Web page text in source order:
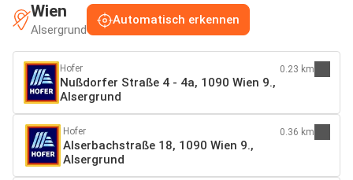
Wien
Alsergrund
Automatisch erkennen
Hofer
Nußdorfer Straße 4 - 4a, 1090 Wien 9.,
Alsergrund
0.23 km
Hofer
Alserbachstraße 18, 1090 Wien 9.,
Alsergrund
0.36 km